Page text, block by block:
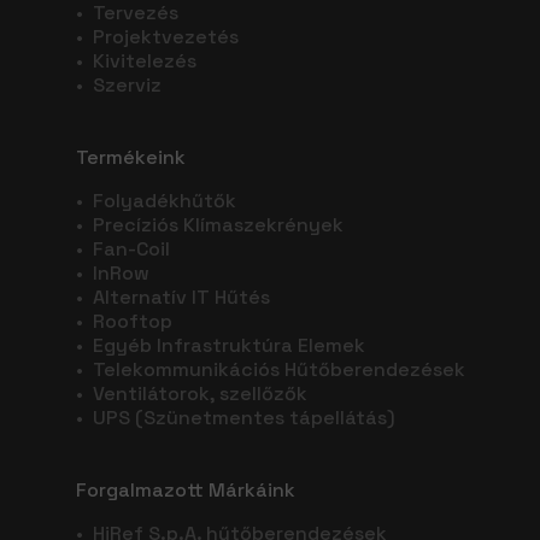
• Tervezés
• Projektvezetés
• Kivitelezés
• Szerviz
Termékeink
• Folyadékhűtők
• Precíziós Klímaszekrények
• Fan-Coil
• InRow
• Alternatív IT Hűtés
• Rooftop
• Egyéb Infrastruktúra Elemek
• Telekommunikációs Hűtőberendezések
• Ventilátorok, szellőzők
• UPS (Szünetmentes tápellátás)
Forgalmazott Márkáink
• HiRef S.p.A. hűtőberendezések